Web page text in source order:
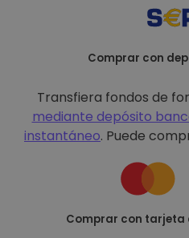
Comprar con
Transfiera fondos de
mediante depósito
instantáneo. Puede
Comprar con tarjeta